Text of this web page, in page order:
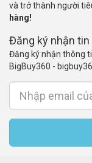
và trở thành người
hàng!
Đăng ký nhận tin
Đăng ký nhận thông
BigBuy360 -